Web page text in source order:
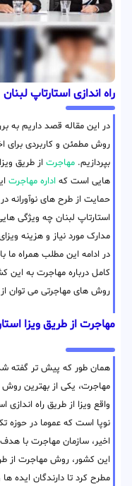
راه اندازی استارتاپ لبنان
روش مطمئن و کاربردی برای
بپردازیم. مهاجرت از طریق
هایی است که اداره مهاجرت
حمایت از طرح های نوآورانه
استارتاپ لبنان چه ویژگی
مدارک مورد نیاز و هزینه
در ادامه این مطلب همراه
کامل درباره مهاجرت به این
روش های مهاجرتی می توان از
مهاجرت از طریق ویزا
همان طور که پیش تر گفته شد
مهاجرت، یکی از بهترین
واقع ویزا از طریق راه
نوپا است که عموما در حوزه
اخیر، سازمان مهاجرت با
این کشور، روش مهاجرت از
مطرح کرد تا دارندگان ایده